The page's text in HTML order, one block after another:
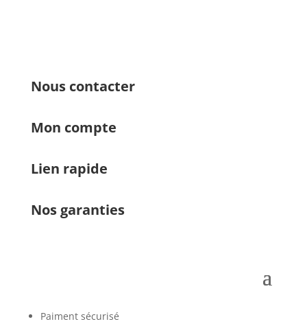
Nous contacter
Mon compte
Lien rapide
Nos garanties
Paiment sécurisé